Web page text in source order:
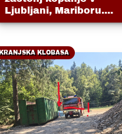
Ljubljani, Mariboru....
KRANJSKA KLOBASA